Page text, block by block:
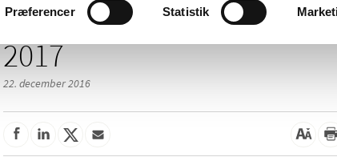
Præferencer Statistik
2017
22. december 2016